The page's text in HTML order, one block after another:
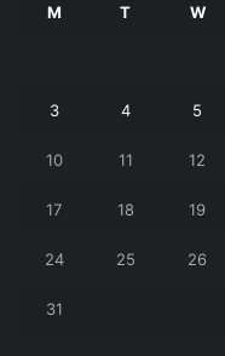
M T W
3 4 5
10 11 12
17 18 19
24 25 26
31